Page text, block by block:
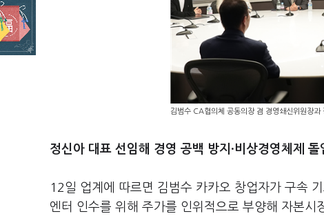
김범수 CA협의체 공동의장 겸 경영쇄신위원장
정신아 대표 선임해 경영 공백 방지·비상경영체제 돌
12일 업계에 따르면 김범수 카카오 창업자가 구속
엔터 인수를 위해 주가를 인위적으로 부양해 자본